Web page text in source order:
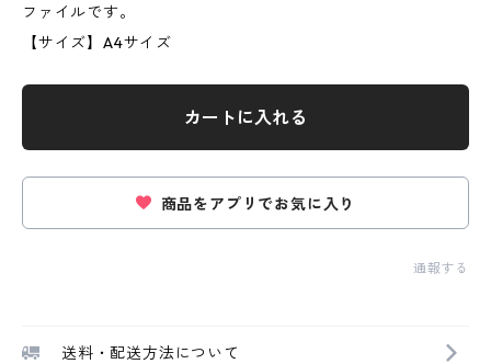
ファイルです。
【サイズ】A4サイズ
カートに入れる
商品をアプリでお気に入り
通報する
送料・配送方法について